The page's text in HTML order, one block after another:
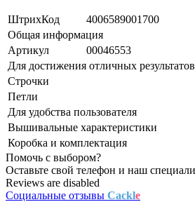
ШтрихКод
4006589001700
Общая информация
Артикул
00046553
Для достижения отличных результатов
Строчки
Петли
Для удобства пользователя
Вышивальные характеристики
Коробка и комплектация
Помочь с выбором?
Оставьте свой телефон и наш
Reviews are disabled
Социальные отзывы Cackle